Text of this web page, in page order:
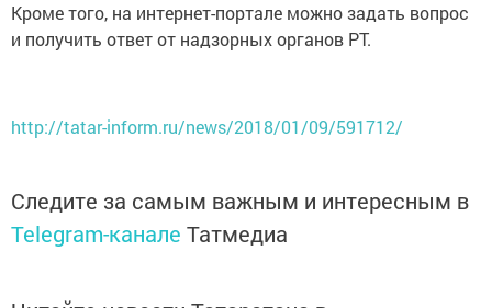
Кроме того, на интернет-портале можно задать вопрос
и получить ответ от надзорных органов РТ.
http://tatar-inform.ru/news/2018/01/09/591712/
Следите за самым важным и интересным в
Telegram-канале Татмедиа